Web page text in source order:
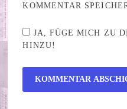
KOMMENTAR
JA, FÜGE MICH ZU
HINZU!